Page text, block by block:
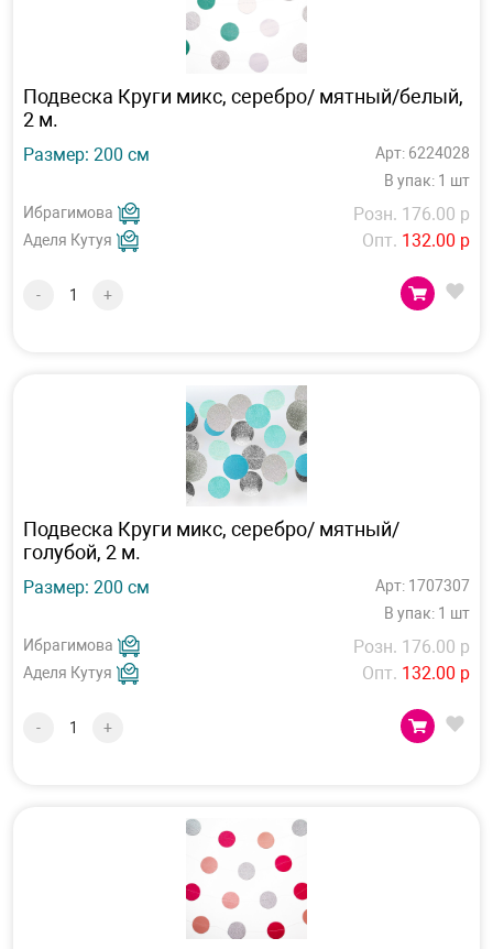
Подвеска Круги микс, серебро/ мятный/белый,
2 м.
Размер: 200 см
Арт: 6224028
В упак: 1 шт
Ибрагимова
Аделя Кутуя
Розн. 176.00 р
Опт. 132.00 р
- +
Подвеска Круги микс, серебро/ мятный/
голубой, 2 м.
Размер: 200 см
Арт: 1707307
В упак: 1 шт
Ибрагимова
Аделя Кутуя
Розн. 176.00 р
Опт. 132.00 р
- +